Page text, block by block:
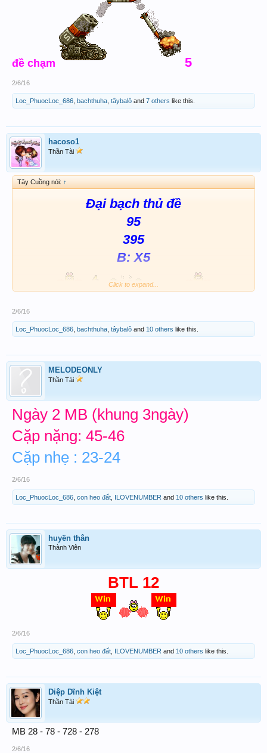
đề chạm 5
2/6/16
Loc_PhuocLoc_686 bachthuha tâybalô and 7 others like this.
hacoso1
Thần Tài
Tây Cuồng nói: ↑
Đại bạch thủ đề
95
395
B: X5
trùng máu x5 quất ngay
Click to expand...
2/6/16
Loc_PhuocLoc_686 bachthuha tâybalô and 10 others like this.
MELODEONLY
Thần Tài
Ngày 2 MB (khung 3ngày)
Cặp nặng: 45-46
Cặp nhẹ : 23-24
2/6/16
Loc_PhuocLoc_686 con heo đất ILOVENUMBER and 10 others like this.
huyền thân
Thành Viên
BTL 12
2/6/16
Loc_PhuocLoc_686 con heo đất ILOVENUMBER and 10 others like this.
Diệp Dĩnh Kiệt
Thần Tài
MB 28 - 78 - 728 - 278
2/6/16